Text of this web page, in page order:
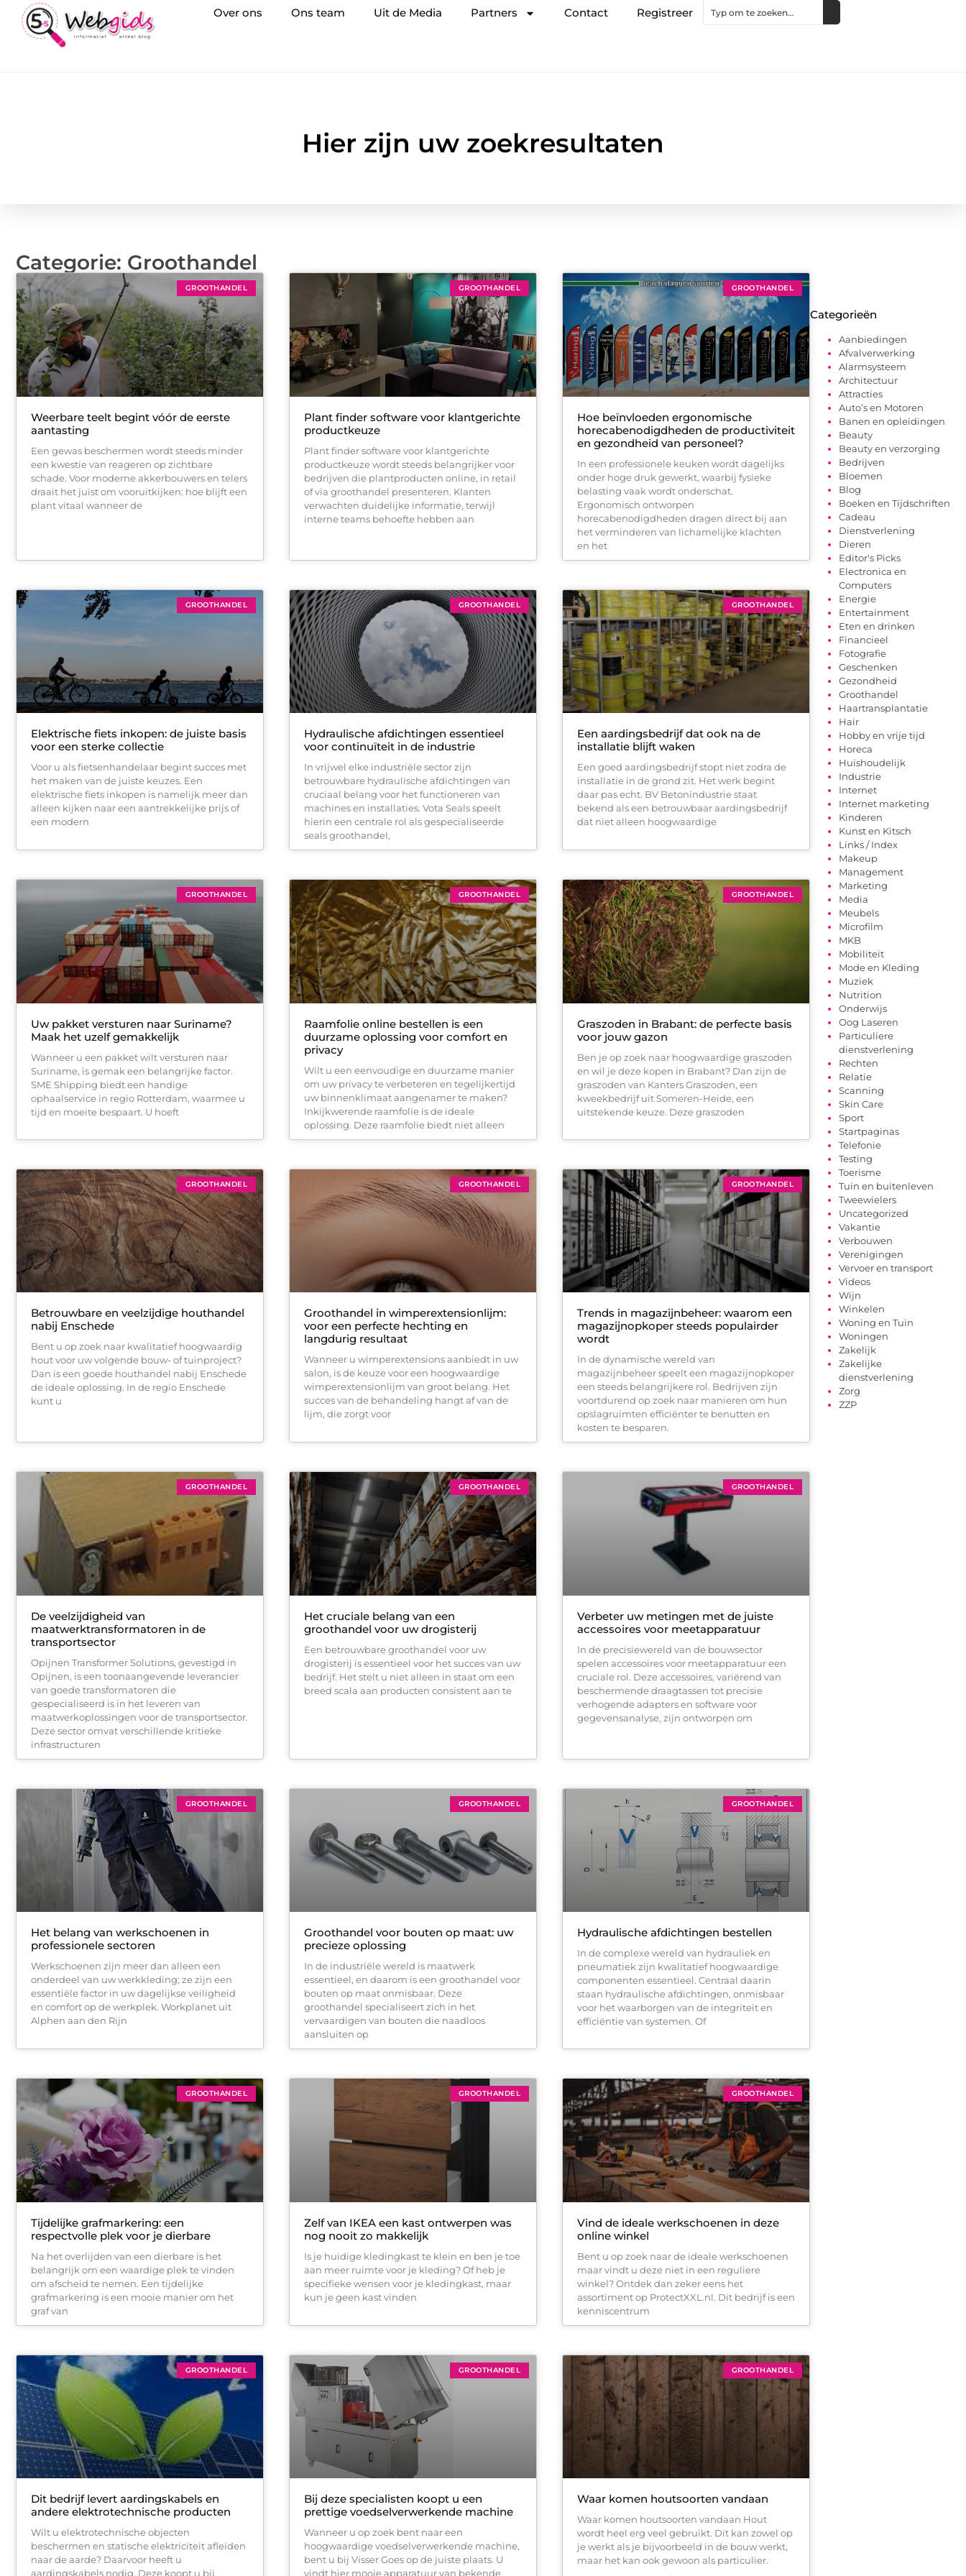
Over ons Ons team Uit de Media Partners Contact Registreer
Hier zijn uw zoekresultaten
Categorie: Groothandel
GROOTHANDEL
Weerbare teelt begint vóór de eerste
aantasting
Een gewas beschermen wordt steeds minder
een kwestie van reageren op zichtbare
schade. Voor moderne akkerbouwers en telers
draait het juist om vooruitkijken: hoe blijft een
plant vitaal wanneer de
GROOTHANDEL
Plant finder software voor klantgerichte
productkeuze
Plant finder software voor klantgerichte
productkeuze wordt steeds belangrijker voor
bedrijven die plantproducten online, in retail
of via groothandel presenteren. Klanten
verwachten duidelijke informatie, terwijl
interne teams behoefte hebben aan
GROOTHANDEL
Hoe beïnvloeden ergonomische
horecabenodigdheden de productiviteit
en gezondheid van personeel?
In een professionele keuken wordt dagelijks
onder hoge druk gewerkt, waarbij fysieke
belasting vaak wordt onderschat.
Ergonomisch ontworpen
horecabenodigdheden dragen direct bij aan
het verminderen van lichamelijke klachten
en het
GROOTHANDEL
Elektrische fiets inkopen: de juiste basis
voor een sterke collectie
Voor u als fietsenhandelaar begint succes met
het maken van de juiste keuzes. Een
elektrische fiets inkopen is namelijk meer dan
alleen kijken naar een aantrekkelijke prijs of
een modern
GROOTHANDEL
Hydraulische afdichtingen essentieel
voor continuïteit in de industrie
In vrijwel elke industriële sector zijn
betrouwbare hydraulische afdichtingen van
cruciaal belang voor het functioneren van
machines en installaties. Vota Seals speelt
hierin een centrale rol als gespecialiseerde
seals groothandel,
GROOTHANDEL
Een aardingsbedrijf dat ook na de
installatie blijft waken
Een goed aardingsbedrijf stopt niet zodra de
installatie in de grond zit. Het werk begint
daar pas echt. BV Betonindustrie staat
bekend als een betrouwbaar aardingsbedrijf
dat niet alleen hoogwaardige
GROOTHANDEL
Uw pakket versturen naar Suriname?
Maak het uzelf gemakkelijk
Wanneer u een pakket wilt versturen naar
Suriname, is gemak een belangrijke factor.
SME Shipping biedt een handige
ophaalservice in regio Rotterdam, waarmee u
tijd en moeite bespaart. U hoeft
GROOTHANDEL
Raamfolie online bestellen is een
duurzame oplossing voor comfort en
privacy
Wilt u een eenvoudige en duurzame manier
om uw privacy te verbeteren en tegelijkertijd
uw binnenklimaat aangenamer te maken?
Inkijkwerende raamfolie is de ideale
oplossing. Deze raamfolie biedt niet alleen
GROOTHANDEL
Graszoden in Brabant: de perfecte basis
voor jouw gazon
Ben je op zoek naar hoogwaardige graszoden
en wil je deze kopen in Brabant? Dan zijn de
graszoden van Kanters Graszoden, een
kweekbedrijf uit Someren-Heide, een
uitstekende keuze. Deze graszoden
GROOTHANDEL
Betrouwbare en veelzijdige houthandel
nabij Enschede
Bent u op zoek naar kwalitatief hoogwaardig
hout voor uw volgende bouw- of tuinproject?
Dan is een goede houthandel nabij Enschede
de ideale oplossing. In de regio Enschede
kunt u
GROOTHANDEL
Groothandel in wimperextensionlijm:
voor een perfecte hechting en
langdurig resultaat
Wanneer u wimperextensions aanbiedt in uw
salon, is de keuze voor een hoogwaardige
wimperextensionlijm van groot belang. Het
succes van de behandeling hangt af van de
lijm, die zorgt voor
GROOTHANDEL
Trends in magazijnbeheer: waarom een
magazijnopkoper steeds populairder
wordt
In de dynamische wereld van
magazijnbeheer speelt een magazijnopkoper
een steeds belangrijkere rol. Bedrijven zijn
voortdurend op zoek naar manieren om hun
opslagruimten efficiënter te benutten en
kosten te besparen.
GROOTHANDEL
De veelzijdigheid van
maatwerktransformatoren in de
transportsector
Opijnen Transformer Solutions, gevestigd in
Opijnen, is een toonaangevende leverancier
van goede transformatoren die
gespecialiseerd is in het leveren van
maatwerkoplossingen voor de transportsector.
Deze sector omvat verschillende kritieke
infrastructuren
GROOTHANDEL
Het cruciale belang van een
groothandel voor uw drogisterij
Een betrouwbare groothandel voor uw
drogisterij is essentieel voor het succes van uw
bedrijf. Het stelt u niet alleen in staat om een
breed scala aan producten consistent aan te
GROOTHANDEL
Verbeter uw metingen met de juiste
accessoires voor meetapparatuur
In de precisiewereld van de bouwsector
spelen accessoires voor meetapparatuur een
cruciale rol. Deze accessoires, variërend van
beschermende draagtassen tot precisie
verhogende adapters en software voor
gegevensanalyse, zijn ontworpen om
GROOTHANDEL
Het belang van werkschoenen in
professionele sectoren
Werkschoenen zijn meer dan alleen een
onderdeel van uw werkkleding; ze zijn een
essentiële factor in uw dagelijkse veiligheid
en comfort op de werkplek. Workplanet uit
Alphen aan den Rijn
GROOTHANDEL
Groothandel voor bouten op maat: uw
precieze oplossing
In de industriële wereld is maatwerk
essentieel, en daarom is een groothandel voor
bouten op maat onmisbaar. Deze
groothandel specialiseert zich in het
vervaardigen van bouten die naadloos
aansluiten op
GROOTHANDEL
Hydraulische afdichtingen bestellen
In de complexe wereld van hydrauliek en
pneumatiek zijn kwalitatief hoogwaardige
componenten essentieel. Centraal daarin
staan hydraulische afdichtingen, onmisbaar
voor het waarborgen van de integriteit en
efficiëntie van systemen. Of
GROOTHANDEL
Tijdelijke grafmarkering: een
respectvolle plek voor je dierbare
Na het overlijden van een dierbare is het
belangrijk om een waardige plek te vinden
om afscheid te nemen. Een tijdelijke
grafmarkering is een mooie manier om het
graf van
GROOTHANDEL
Zelf van IKEA een kast ontwerpen was
nog nooit zo makkelijk
Is je huidige kledingkast te klein en ben je toe
aan meer ruimte voor je kleding? Of heb je
specifieke wensen voor je kledingkast, maar
kun je geen kast vinden
GROOTHANDEL
Vind de ideale werkschoenen in deze
online winkel
Bent u op zoek naar de ideale werkschoenen
maar vindt u deze niet in een reguliere
winkel? Ontdek dan zeker eens het
assortiment op ProtectXXL.nl. Dit bedrijf is een
kenniscentrum
GROOTHANDEL
Dit bedrijf levert aardingskabels en
andere elektrotechnische producten
Wilt u elektrotechnische objecten
beschermen en statische elektriciteit afleiden
naar de aarde? Daarvoor heeft u
aardingskabels nodig. Deze koopt u bij
GROOTHANDEL
Bij deze specialisten koopt u een
prettige voedselverwerkende machine
Wanneer u op zoek bent naar een
hoogwaardige voedselverwerkende machine,
bent u bij Visser Goes op de juiste plaats. U
vindt hier mooie apparatuur van bekende
GROOTHANDEL
Waar komen houtsoorten vandaan
Waar komen houtsoorten vandaan Hout
wordt heel erg veel gebruikt. Dit kan zowel op
je werkt als je bijvoorbeeld in de bouw werkt,
maar het kan ook gewoon als particulier.
Categorieën
Aanbiedingen
Afvalverwerking
Alarmsysteem
Architectuur
Attracties
Auto’s en Motoren
Banen en opleidingen
Beauty
Beauty en verzorging
Bedrijven
Bloemen
Blog
Boeken en Tijdschriften
Cadeau
Dienstverlening
Dieren
Editor's Picks
Electronica en
Computers
Energie
Entertainment
Eten en drinken
Financieel
Fotografie
Geschenken
Gezondheid
Groothandel
Haartransplantatie
Hair
Hobby en vrije tijd
Horeca
Huishoudelijk
Industrie
Internet
Internet marketing
Kinderen
Kunst en Kitsch
Links / Index
Makeup
Management
Marketing
Media
Meubels
Microfilm
MKB
Mobiliteit
Mode en Kleding
Muziek
Nutrition
Onderwijs
Oog Laseren
Particuliere
dienstverlening
Rechten
Relatie
Scanning
Skin Care
Sport
Startpaginas
Telefonie
Testing
Toerisme
Tuin en buitenleven
Tweewielers
Uncategorized
Vakantie
Verbouwen
Verenigingen
Vervoer en transport
Videos
Wijn
Winkelen
Woning en Tuin
Woningen
Zakelijk
Zakelijke
dienstverlening
Zorg
ZZP